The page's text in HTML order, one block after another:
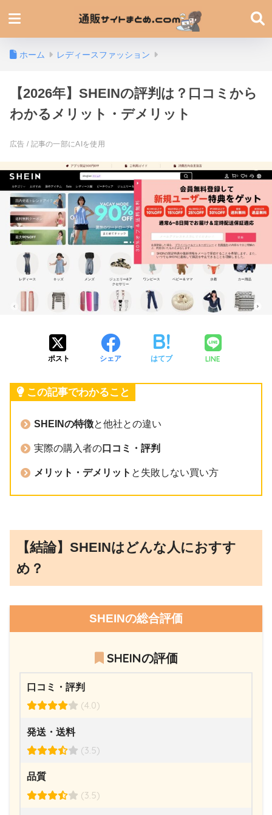
ホーム レディースファッション
【2026年】SHEINの評判は？口コミから
わかるメリット・デメリット
ポスト シェア はてブ LINE
この記事でわかること
SHEINの特徴と他社との違い
実際の購入者の口コミ・評判
メリット・デメリット と失敗しない買い方
【結論】SHEINはどんな人におすす
め？
SHEINの総合評価
SHEINの評価
口コミ・評判
(4.0)
発送・送料
(3.5)
品質
(3.5)